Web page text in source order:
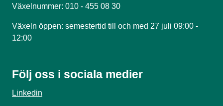
Växelnummer: 010 - 455 08 30
Växeln öppen: semestertid till och med 27 juli 09:00 -
12:00
Följ oss i sociala medier
Linkedin